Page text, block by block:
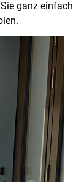
ganz einfach